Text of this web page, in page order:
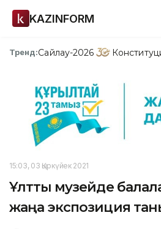
KAZINFORM
Тренд:Сайлау-2026
15:03, 03 Қыркүйек 2021
Ұлттық музейде
жаңа экспозиция